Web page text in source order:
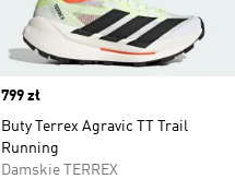
Price
799 zł
Buty Terrex Agravic TT Trail
Running
Damskie TERREX